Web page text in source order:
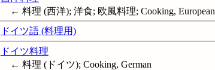
← 料理 (西洋); 洋食; 欧風料理; Cooking, European
ドイツ語 (料理用)
ドイツ料理
← 料理 (ドイツ); Cooking, German